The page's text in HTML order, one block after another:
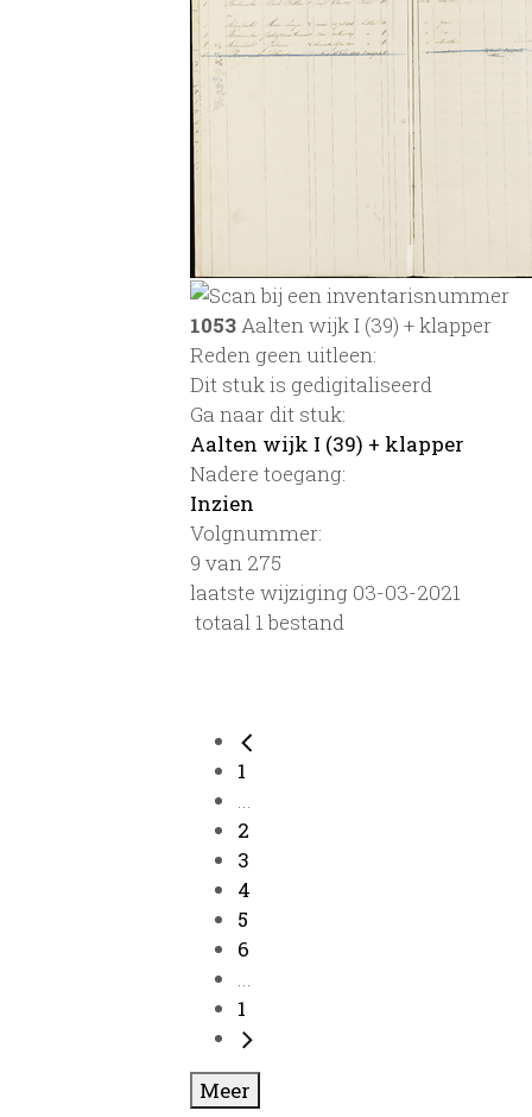
1053Aalten wijk I (39) + klapper
Reden geen uitleen:
Dit stuk is gedigitaliseerd
Ga naar dit stuk:
Aalten wijk I (39) + klapper
Nadere toegang:
Inzien
Volgnummer:
9 van 275
laatste wijziging 03-03-2021
totaal 1 bestand
1
...
2
3
4
5
6
...
1
Meer